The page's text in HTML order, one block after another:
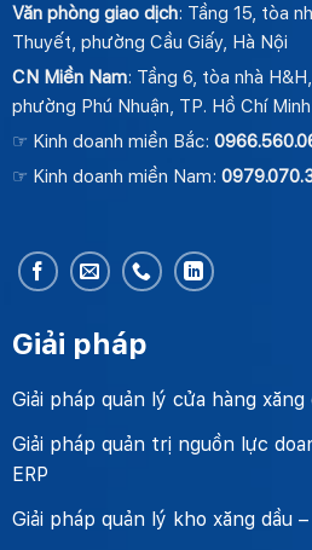
Văn phòng giao dịch: Tầng 15, tòa
Thuyết, phường Cầu Giấy, Hà Nội
CN Miền Nam: Tầng 6, tòa nhà
phường Phú Nhuận, TP. Hồ Chí Minh
☞ Kinh doanh miền Bắc:
☞ Kinh doanh miền Nam:
Giải pháp
Giải pháp quản lý cửa hàng xăng
Giải pháp quản trị nguồn lực
ERP
Giải pháp quản lý kho xăng dầu